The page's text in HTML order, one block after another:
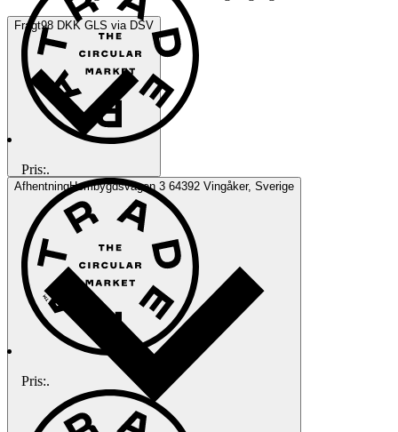
Fragt98 DKK GLS via DSV
AfhentningHembygdsvägen 3 64392 Vingåker, Sverige
Pris:.
Pris:.